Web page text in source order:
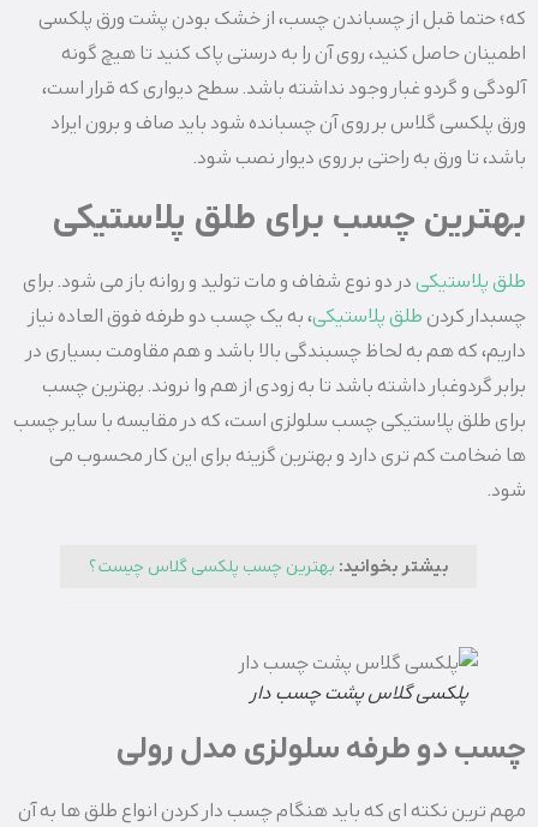
که؛ حتما قبل از چسباندن چسب، از خشک بودن پشت ورق پلکسی
اطمینان حاصل کنید، روی آن را به درستی پاک کنید تا هیچ گونه
آلودگی و گردو غبار وجود نداشته باشد. سطح دیواری که قرار است،
ورق پلکسی گلاس بر روی آن چسبانده شود باید صاف و برون ایراد
باشد، تا ورق به راحتی بر روی دیوار نصب شود.
بهترین چسب برای طلق پلاستیکی
طلق پلاستیکیدر دو نوع شفاف و مات تولید و روانه باز می شود. برای
چسبدار کردن طلق پلاستیکی، به یک چسب دو طرفه فوق العاده نیاز
داریم، که هم به لحاظ چسبندگی بالا باشد و هم مقاومت بسیاری در
برابر گردوغبار داشته باشد تا به زودی از هم وا نروند. بهترین چسب
برای طلق پلاستیکی چسب سلولزی است، که در مقایسه با سایر چسب
ها ضخامت کم تری دارد و بهترین گزینه برای این کار محسوب می
شود.
بیشتر بخوانید: بهترین چسب پلکسی گلاس چیست؟
پلکسی گلاس پشت چسب دار
چسب دو طرفه سلولزی مدل رولی
مهم ترین نکته ای که باید هنگام چسب دار کردن انواع طلق ها به آن